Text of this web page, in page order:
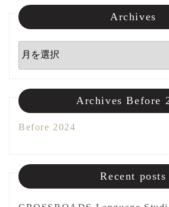
Archives
Archives
Archives Before
Before 2024
Recent posts